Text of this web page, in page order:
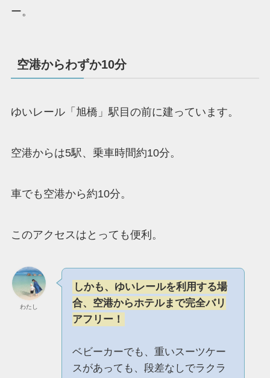
ー。
空港からわずか10分
ゆいレール「旭橋」駅目の前に建っています。
空港からは5駅、乗車時間約10分。
車でも空港から約10分。
このアクセスはとっても便利。
わたし
しかも、ゆいレールを利用する場
合、空港からホテルまで完全バリ
アフリー！
ベビーカーでも、重いスーツケー
スがあっても、段差なしでラクラ